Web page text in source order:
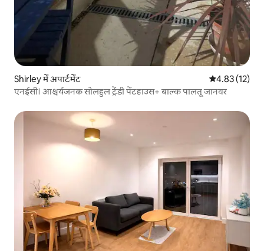
Shirley में अपार्टमेंट औसत रेटिंग 5 में
4.83 (12)
एनईसी। आश्चर्यजनक सोलहुल ट्रेंडी पेंटहाउस+ बाल्क पालतू जानवर